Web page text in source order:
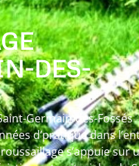
DES-
Germain-des-Fossés
d’pratique dans
s’appuie sur